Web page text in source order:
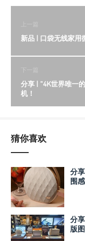
上一篇
新品 | 口袋无线家用
下一篇
分享 | "4K世界唯一
机！
猜你喜欢
分
围
分
版